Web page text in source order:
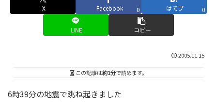
X Facebook 0 はてブ 0
LINE コピー
2005.11.15
この記事は約1分で読めます。
6時39分の地震で跳ね起きました